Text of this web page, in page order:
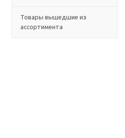
Товары вышедшие из
ассортимента